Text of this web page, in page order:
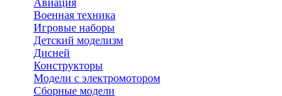
Авиация
Военная техника
Игровые наборы
Детский моделизм
Дисней
Конструкторы
Модели с электромотором
Сборные модели